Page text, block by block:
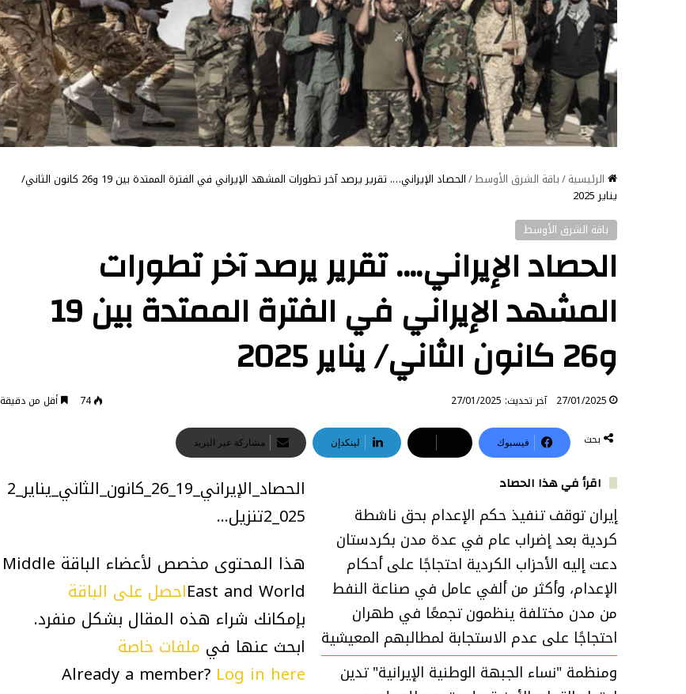
الرئيسية/باقة الشرق الأوسط/
الحصاد الإيراني…. تقرير يرصد آخر تطورات المشهد الإيراني في الفترة الممتدة بين 19 و26 كانون الثاني/
يناير 2025
باقة الشرق الأوسط
الحصاد الإيراني…. تقرير يرصد آخر تطورات
المشهد الإيراني في الفترة الممتدة بين 19
و26 كانون الثاني/ يناير 2025
27/01/2025 آخر تحديث: 27/01/2025 74 أقل من دقيقة
بحث فيسبوك لينكدإن مشاركة عبر البريد
اقرأ في هذا الحصاد
إيران توقف تنفيذ حكم الإعدام بحق ناشطة
كردية بعد إضراب عام في عدة مدن بكردستان
دعت إليه الأحزاب الكردية احتجاجًا على أحكام
الإعدام، وأكثر من ألفي عامل في صناعة النفط
من مدن مختلفة ينظمون تجمعًا في طهران
احتجاجًا على عدم الاستجابة لمطالبهم المعيشية
ومنظمة "نساء الجبهة الوطنية الإيرانية" تدين
الحصاد_الإيراني_19_26_كانون_الثاني_يناير_2
025_2تنزيل…
هذا المحتوى مخصص لأعضاء الباقة Middle
East and Worldاحصل على الباقة
بإمكانك شراء هذه المقال بشكل منفرد.
ابحث عنها في ملفات خاصة
Already a member? Log in here